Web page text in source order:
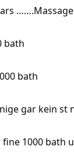
bath
bath
gar kein st
1000 bath